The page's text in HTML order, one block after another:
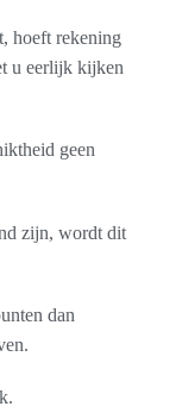
hoeft rekening
u eerlijk kijken
geen
zijn, wordt dit
dan